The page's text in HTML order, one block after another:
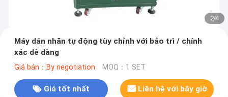
2/4
Máy dán nhãn tự động tùy chỉnh với bảo trì / chính
xác dễ dàng
Giá bán：By negotiation MOQ：1 SET
Giá tốt nhất Liên hệ với bây giờ